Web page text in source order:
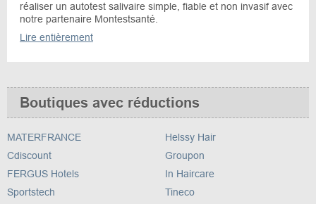
réaliser un autotest salivaire simple, fiable et non invasif avec
notre partenaire Montestsanté.
Lire entièrement
Boutiques avec réductions
MATERFRANCE
Cdiscount
FERGUS Hotels
Sportstech
Helssy Hair
Groupon
In Haircare
Tineco